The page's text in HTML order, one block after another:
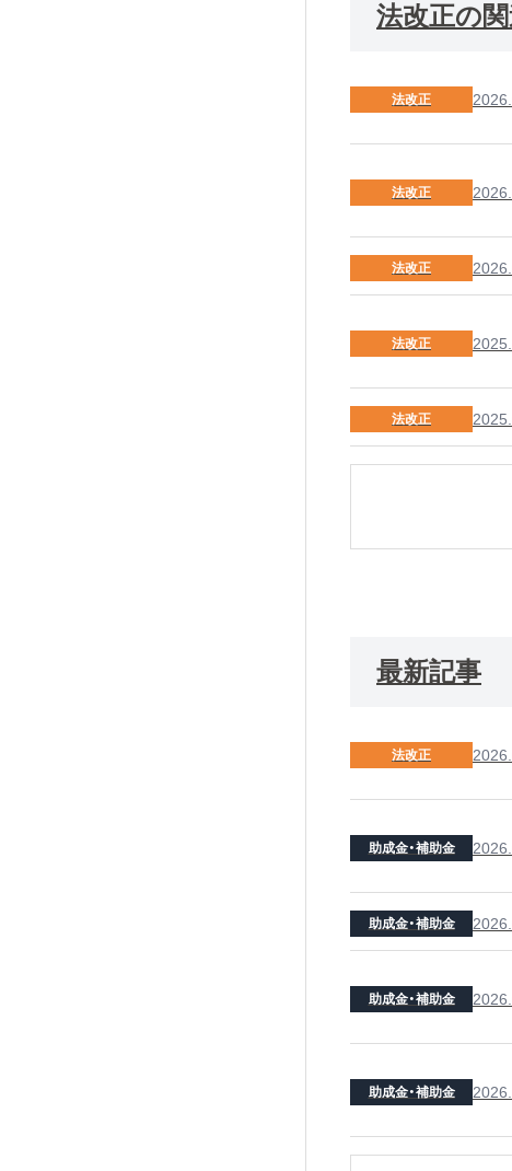
法改正の
法改正
法改正
法改正
法改正
法改正
最新記事
法改正
助成金・補助金
助成金・補助金
助成金・補助金
助成金・補助金